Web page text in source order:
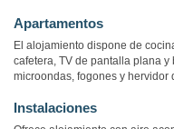
Apartamentos
El alojamiento dispone de
cafetera, TV de pantalla plana
microondas, fogones y hervidor
Instalaciones